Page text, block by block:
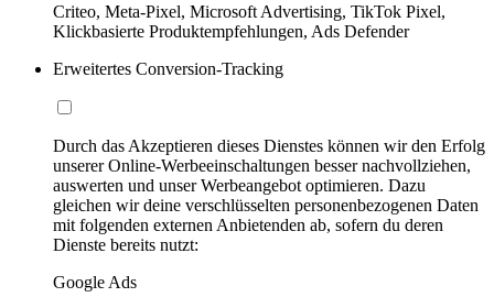
Criteo, Meta-Pixel, Microsoft Advertising, TikTok Pixel,
Klickbasierte Produktempfehlungen, Ads Defender
Erweitertes Conversion-Tracking
Durch das Akzeptieren dieses Dienstes können wir den Erfolg
unserer Online-Werbeeinschaltungen besser nachvollziehen,
auswerten und unser Werbeangebot optimieren. Dazu
gleichen wir deine verschlüsselten personenbezogenen Daten
mit folgenden externen Anbietenden ab, sofern du deren
Dienste bereits nutzt:
Google Ads